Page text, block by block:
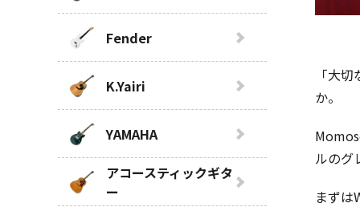
「大
か。
ルのグ
まずは
Fender
K.Yairi
YAMAHA
アコースティックギタ
ー